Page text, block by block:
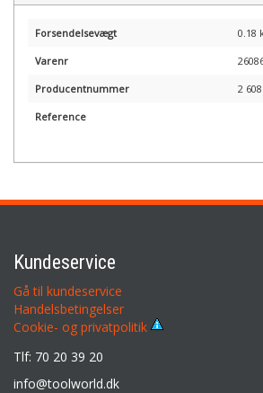
Forsendelsevægt 0.18
Varenr
Producentnummer 2
Reference
Kundeservice
Gå til kundeservice
Handelsbetingelser
Cookie- og privatpolitik
Tlf: 70 20 39 20
info@toolworld.dk